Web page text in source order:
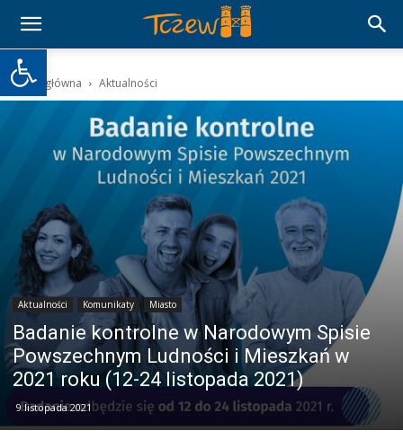
Otwórz pasek narzędzi
Strona główna Aktualności
Aktualności Komunikaty Miasto
Badanie kontrolne w Narodowym Spisie
Powszechnym Ludności i Mieszkań w
2021 roku (12-24 listopada 2021)
9 listopada 2021